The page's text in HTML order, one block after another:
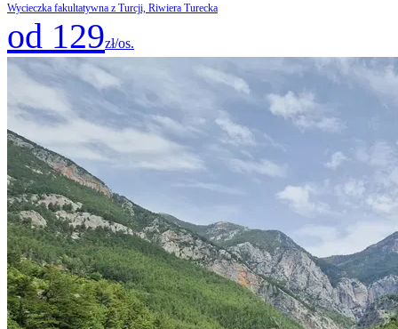
Wycieczka fakultatywna z Turcji, Riwiera Turecka
od 129zł/os.